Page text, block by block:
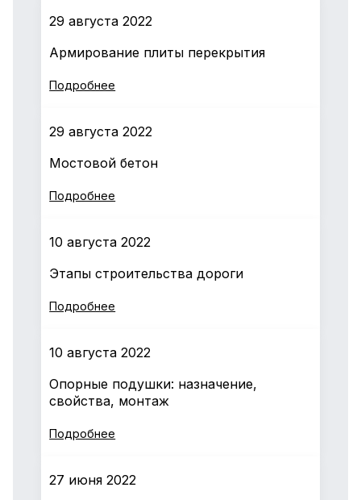
29 августа 2022
Армирование плиты перекрытия
Подробнее
29 августа 2022
Мостовой бетон
Подробнее
10 августа 2022
Этапы строительства дороги
Подробнее
10 августа 2022
Опорные подушки: назначение,
свойства, монтаж
Подробнее
27 июня 2022